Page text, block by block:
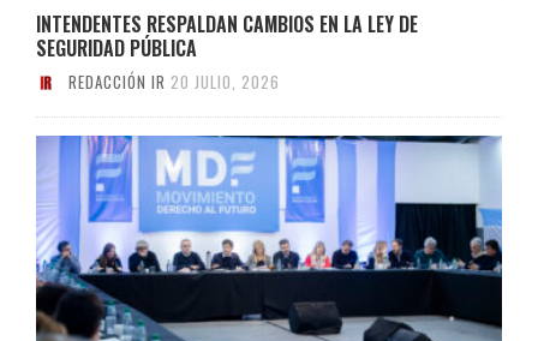
INTENDENTES RESPALDAN CAMBIOS EN LA LEY DE
SEGURIDAD PÚBLICA
REDACCIÓN IR 20 JULIO, 2026